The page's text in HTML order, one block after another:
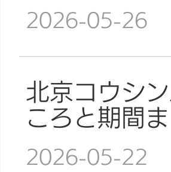
2026-05-26
北京コウシ
ころと期間
2026-05-22